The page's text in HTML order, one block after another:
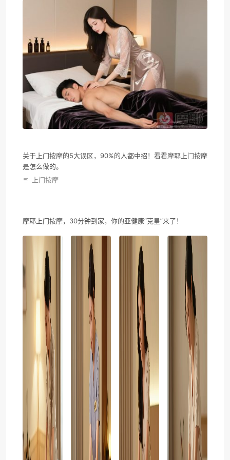
关于上门按摩的5大误区，90%的人都中招！看看摩耶上门按摩
是怎么做的。
上门按摩
摩耶上门按摩，30分钟到家，你的亚健康“克星”来了！